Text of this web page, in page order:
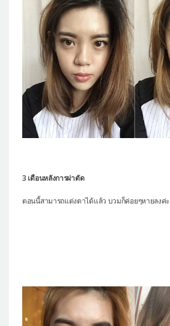
3 เดือนหลังการผ่าตัด
ตอนนี้สามารถแต่งตาได้แล้ว บวมก็ค่อยๆหายลงค่ะ